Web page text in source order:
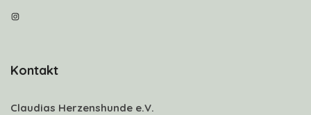
Instagram
Kontakt
Claudias Herzenshunde e.V.